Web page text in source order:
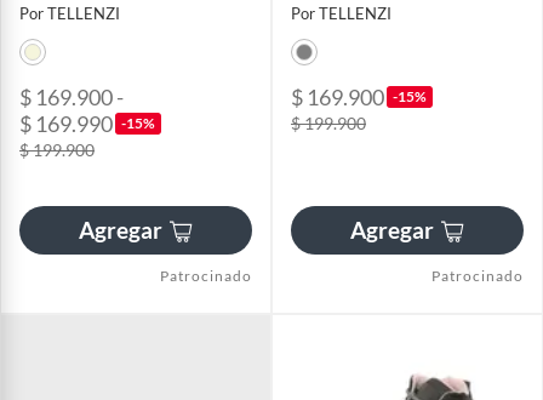
Por TELLENZI
$ 169.900 -
$ 169.990 -15%
$ 199.900
Agregar
Patrocinado
Por TELLENZI
$ 169.900 -15%
$ 199.900
Agregar
Patrocinado